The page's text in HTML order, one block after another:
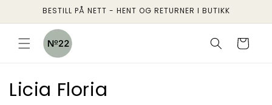
videre til
innholdet
BESTILL PÅ NETT - HENT OG RETURNER I BUTIKK
Handlekurv
S
Licia Floria